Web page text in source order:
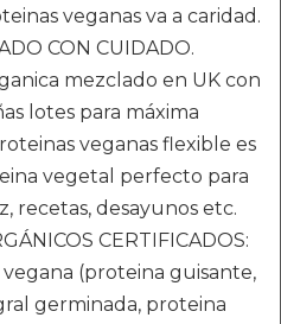
veganas va a caridad.
CON CUIDADO.
mezclado en UK con
lotes para máxima
veganas flexible es
vegetal perfecto para
recetas, desayunos etc.
CERTIFICADOS:
(proteina guisante,
germinada, proteina